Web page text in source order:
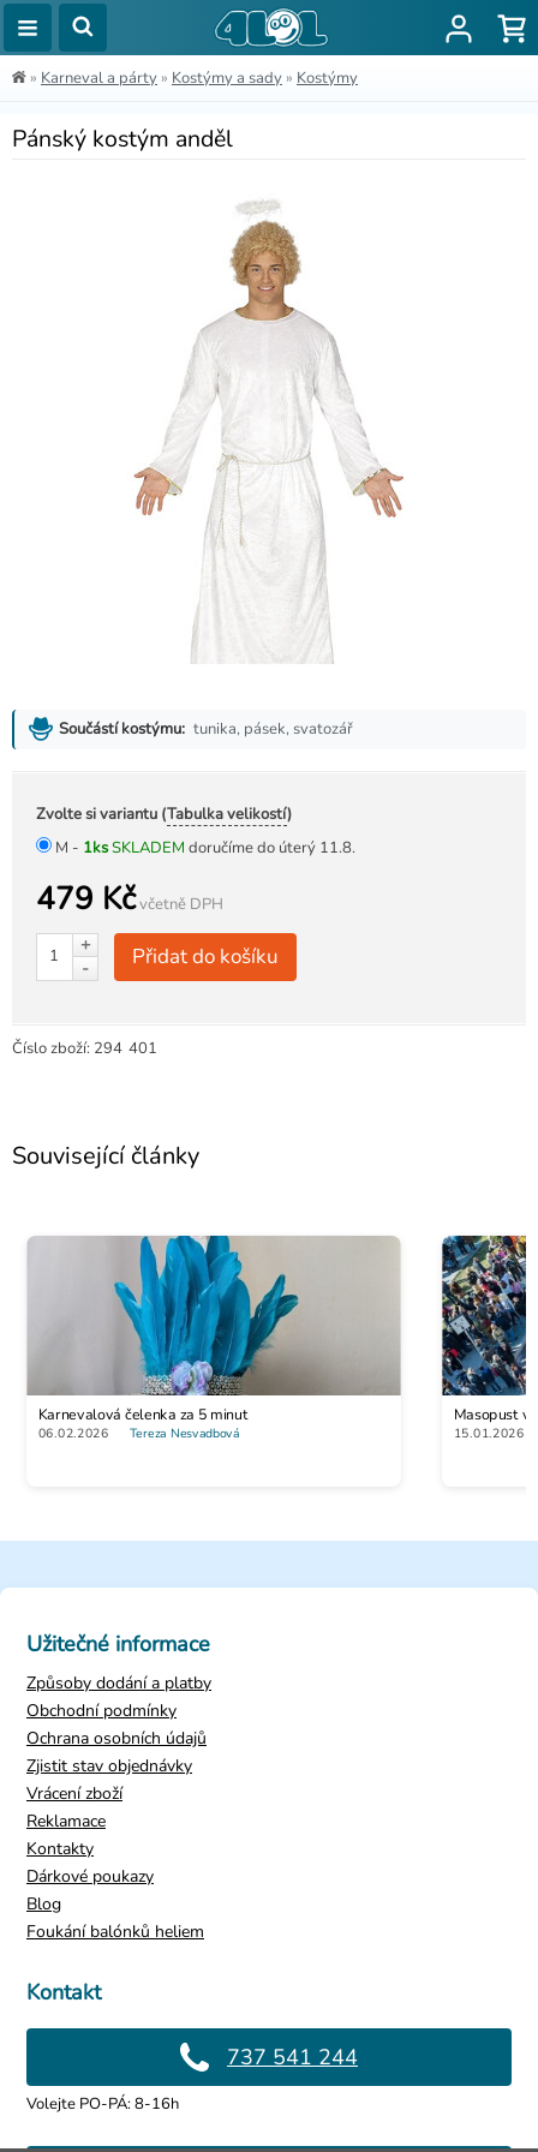
» Karneval a párty » Kostýmy a sady » Kostýmy
Pánský kostým anděl
Součástí kostýmu: tunika, pásek, svatozář
Zvolte si variantu (Tabulka velikostí)
M - 1ksSKLADEM doručíme do úterý 11.8.
479 Kčvčetně DPH
+
-
Přidat do košíku
Číslo zboží: 294 401
Související články
Karnevalová čelenka za 5 minut
06.02.2026 Tereza Nesvadbová
Masopust
15.01.2026
Kontakt
737 541 244
Volejte PO-PÁ: 8-16h
Užitečné informace
Způsoby dodání a platby
Obchodní podmínky
Ochrana osobních údajů
Zjistit stav objednávky
Vrácení zboží
Reklamace
Kontakty
Dárkové poukazy
Blog
Foukání balónků heliem